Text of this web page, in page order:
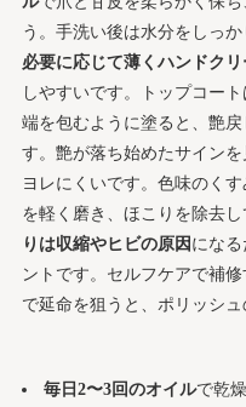
う。手洗い後は水分をしっか
必要に応じて薄くハンドクリ
しやすいです。トップコート
端を包むように塗ると、艶
す。艶が落ち始めたサイン
ヨレにくいです。色味のく
を軽く磨き、ほこりを除去
りは収縮やヒビの原因 にな
ントです。セルフケアで補
で延命を狙うと、ポリッシ
毎日2〜3回のオイルで乾